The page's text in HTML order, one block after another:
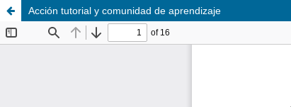
Acción tutorial y comunidad de aprendizaje